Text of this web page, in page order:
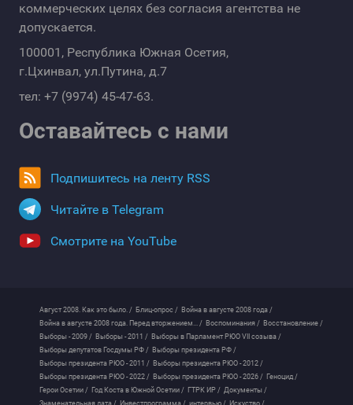
коммерческих целях без согласия агентства не
допускается.
100001, Республика Южная Осетия,
г.Цхинвал, ул.Путина, д.7
тел: +7 (9974) 45-47-63.
Оставайтесь с нами
Подпишитесь на ленту RSS
Читайте в Telegram
Смотрите на YouTube
Август 2008. Как это было. / Блиц-опрос / Война в августе 2008 года /
Война в августе 2008 года. Перед вторжением... / Воспоминания / Восстановление /
Выборы - 2009 / Выборы - 2011 / Выборы в Парламент РЮО VII созыва /
Выборы депутатов Госдумы РФ / Выборы президента РФ /
Выборы президента РЮО - 2011 / Выборы президента РЮО - 2012 /
Выборы президента РЮО - 2022 / Выборы президента РЮО - 2026 / Геноцид /
Герои Осетии / Год Коста в Южной Осетии / ГТРК ИР / Документы /